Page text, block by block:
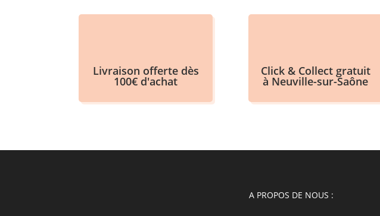
Livraison offerte dès
100€ d'achat
Click & Collect gratuit
à Neuville-sur-Saône
A PROPOS DE NOUS :